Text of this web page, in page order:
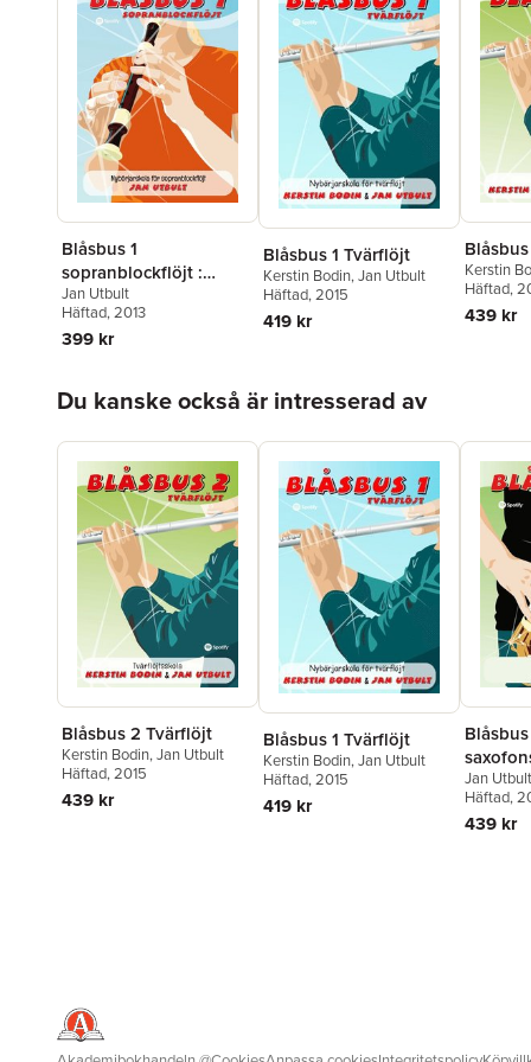
Blåsbus 1
sopranblockflöjt :
nybörjarskola för
sopranblockflöjt
Jan Utbult
Häftad, 2013
399 kr
Blåsbus 1 Tvärflöjt
Kerstin Bodin,Jan Utbult
Häftad, 2015
419 kr
Kerstin
Häftad,
439 kr
Du kanske också är intresserad av
Blåsbus 2 Tvärflöjt
Kerstin Bodin,Jan Utbult
Häftad, 2015
439 kr
Blåsbus 1 Tvärflöjt
Kerstin Bodin,Jan Utbult
Häftad, 2015
419 kr
Jan Utbult
Häftad,
439 kr